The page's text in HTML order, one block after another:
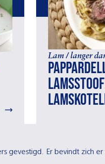
Lam / langer
gevestigd. Er bevindt zich